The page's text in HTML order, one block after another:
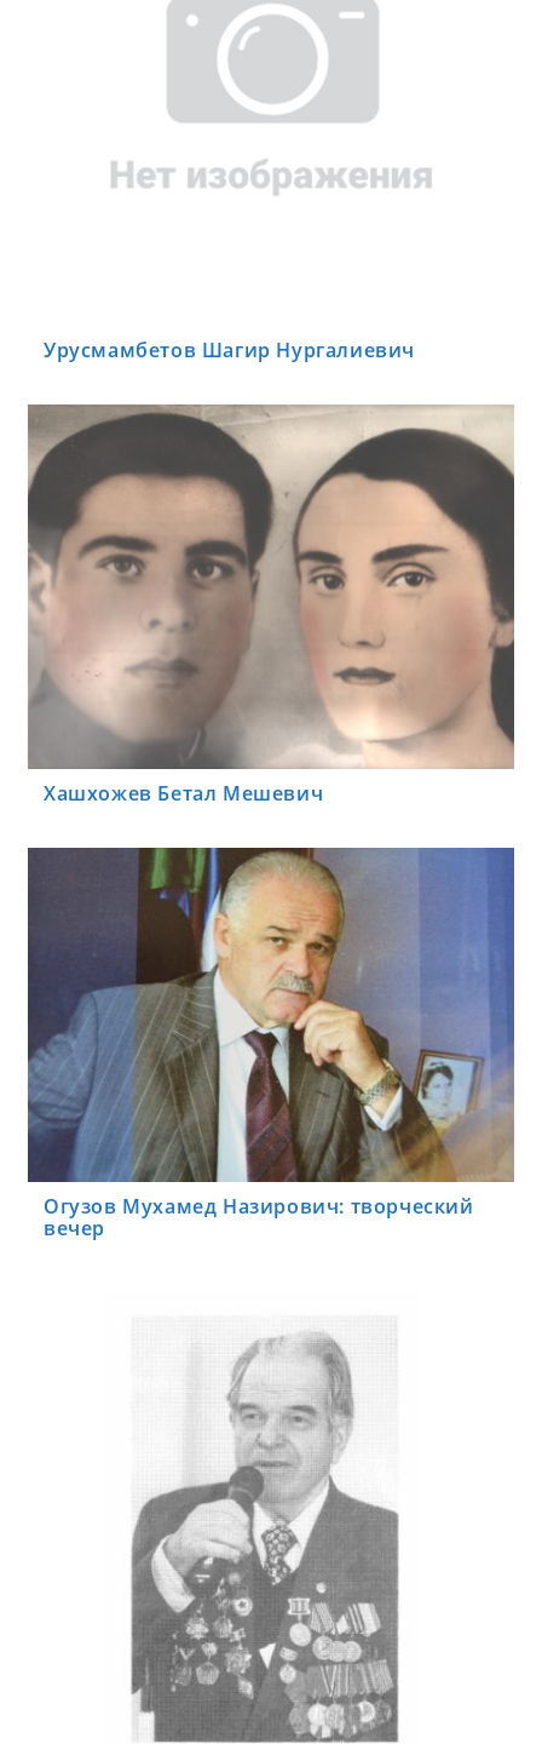
Урусмамбетов Шагир Нургалиевич
Хашхожев Бетал Мешевич
Огузов Мухамед Назирович: творческий
вечер